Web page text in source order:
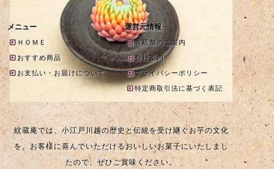
メニュー
ＨＯＭＥ
おすすめ商品
お支払い・お届けについて
運営元情報
各店舗のご案内
会社案内
プライバシーポリシー
特定商取引法に基づく表記
紋蔵庵では、小江戸川越の歴史と伝統を受け継ぐお芋の文化
を、お客様に喜んでいただけるおいしいお菓子にいたしまし
たので、ぜひご賞味ください。